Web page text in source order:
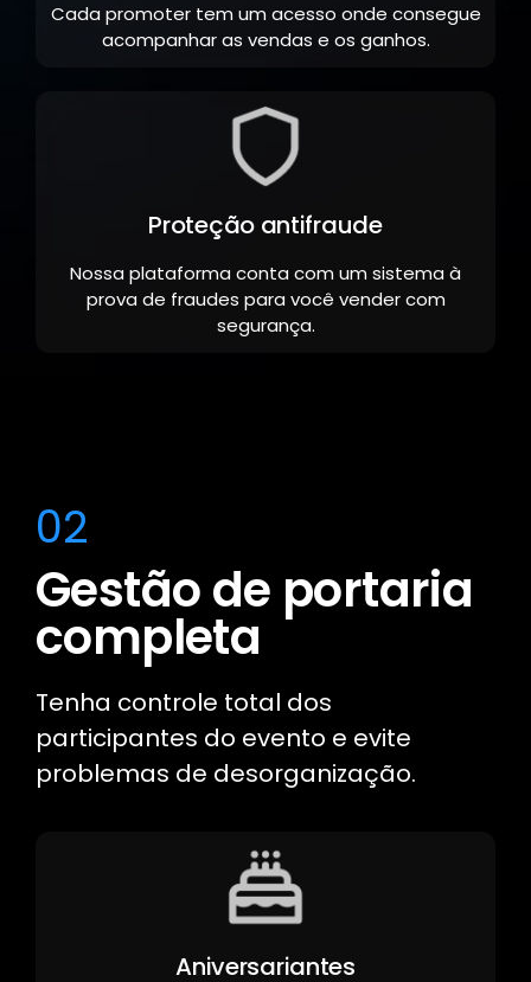
Cada promoter tem um acesso onde consegue
acompanhar as vendas e os ganhos.
Proteção antifraude
Nossa plataforma conta com um sistema à
prova de fraudes para você vender com
segurança.
02
Gestão de portaria
completa
Tenha controle total dos
participantes do evento e evite
problemas de desorganização.
Aniversariantes